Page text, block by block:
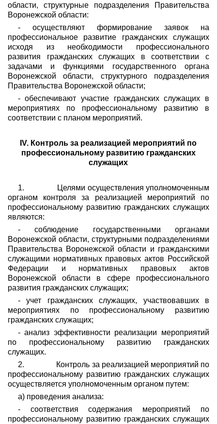
области, структурные подразделения Правительства
Воронежской области:
- осуществляют формирование заявок на
профессиональное развитие гражданских служащих
исходя из необходимости профессионального
развития гражданских служащих в соответствии с
задачами и функциями государственного органа
Воронежской области, структурного подразделения
Правительства Воронежской области;
- обеспечивают участие гражданских служащих в
мероприятиях по профессиональному развитию в
соответствии с планом мероприятий.
IV. Контроль за реализацией мероприятий по
профессиональному развитию гражданских
служащих
1.
Целями осуществления уполномоченным
органом контроля за реализацией мероприятий по
профессиональному развитию гражданских служащих
являются:
- соблюдение государственными органами
Воронежской области, структурными подразделениями
Правительства Воронежской области и гражданскими
служащими нормативных правовых актов Российской
Федерации и нормативных правовых актов
Воронежской области в сфере профессионального
развития гражданских служащих;
- учет гражданских служащих, участвовавших в
мероприятиях по профессиональному развитию
гражданских служащих;
- анализ эффективности реализации мероприятий
по профессиональному развитию гражданских
служащих.
2.
Контроль за реализацией мероприятий по
профессиональному развитию гражданских служащих
осуществляется уполномоченным органом путем:
а) проведения анализа:
- соответствия содержания мероприятий по
профессиональному развитию гражданских служащих